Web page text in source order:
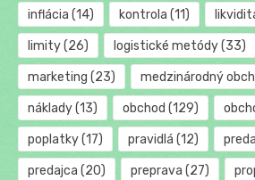
inflácia (14) kontrola (11)
limity(26) logistické metódy(33)
marketing (23) medzinárodný
náklady(13) obchod (129)
poplatky(17) pravidlá (12)
predajca (20) preprava (27)